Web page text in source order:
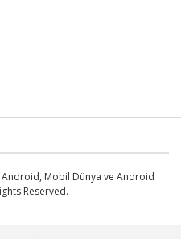
Mobil Dünya ve Android
Reserved.